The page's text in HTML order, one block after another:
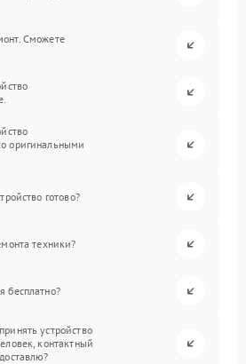
Сможете
оригинальными
готово?
техники?
бесплатно?
устройство
контактный